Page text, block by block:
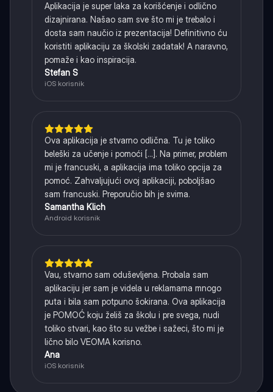
Aplikacija je super laka za korišćenje i odlično
dizajnirana. Našao sam sve što mi je trebalo i
dosta sam naučio iz prezentacija! Definitivno ću
koristiti aplikaciju za školski zadatak! A naravno,
pomaže i kao inspiracija.
Stefan S
iOS korisnik
Ova aplikacija je stvarno odlična. Tu je toliko
beleški za učenje i pomoći [...]. Na primer, problem
mi je francuski, a aplikacija ima toliko opcija za
pomoć. Zahvaljujući ovoj aplikaciji, poboljšao
sam francuski. Preporučio bih je svima.
Samantha Klich
Android korisnik
Vau, stvarno sam oduševljena. Probala sam
aplikaciju jer sam je videla u reklamama mnogo
puta i bila sam potpuno šokirana. Ova aplikacija
je POMOĆ koju želiš za školu i pre svega, nudi
toliko stvari, kao što su vežbe i sažeci, što mi je
lično bilo VEOMA korisno.
Ana
iOS korisnik